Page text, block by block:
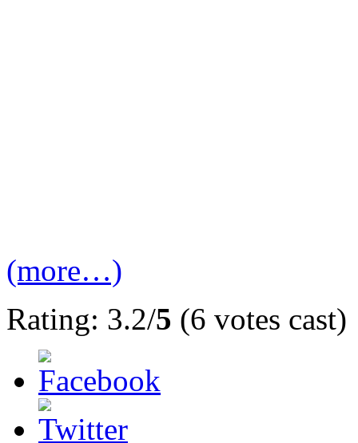
(more…)
Rating: 3.2/5 (6 votes cast)